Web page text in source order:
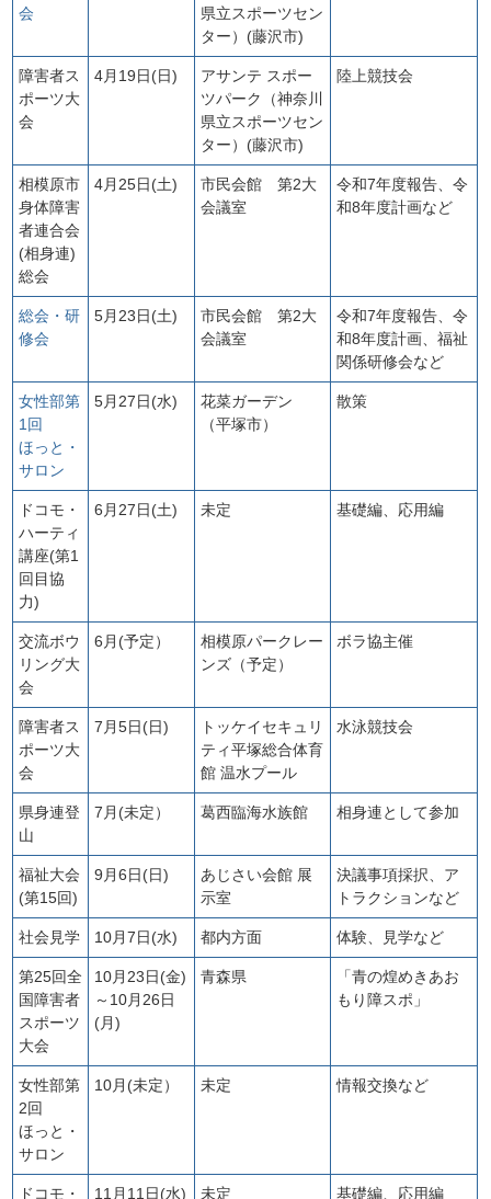
会
県立スポーツセン
ター）(藤沢市)
障害者ス
ポーツ大
会
4月19日(日)
アサンテ スポー
ツパーク（神奈川
県立スポーツセン
ター）(藤沢市)
陸上競技会
相模原市
身体障害
者連合会
(相身連)
総会
4月25日(土)
市民会館 第2大
会議室
令和7年度報告、令
和8年度計画など
総会・研
修会
5月23日(土)
市民会館 第2大
会議室
令和7年度報告、令
和8年度計画、福祉
関係研修会など
女性部第
1回
ほっと・
サロン
5月27日(水)
花菜ガーデン
（平塚市）
散策
ドコモ・
ハーティ
講座(第1
回目協
力)
6月27日(土) 未定 基礎編、応用編
交流ボウ
リング大
会
6月(予定）
相模原パークレー
ンズ（予定）
ボラ協主催
障害者ス
ポーツ大
会
7月5日(日)
トッケイセキュリ
ティ平塚総合体育
館 温水プール
水泳競技会
県身連登
山
7月(未定） 葛西臨海水族館 相身連として参加
福祉大会
(第15回)
9月6日(日)
あじさい会館 展
示室
決議事項採択、ア
トラクションなど
社会見学 10月7日(水) 都内方面 体験、見学など
第25回全
国障害者
スポーツ
大会
10月23日(金)
～10月26日
(月)
青森県
「青の煌めきあお
もり障スポ」
女性部第
2回
ほっと・
サロン
10月(未定） 未定 情報交換など
ドコモ・
11月11日(水) 未定 基礎編、応用編